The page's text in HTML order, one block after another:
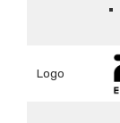
Logo